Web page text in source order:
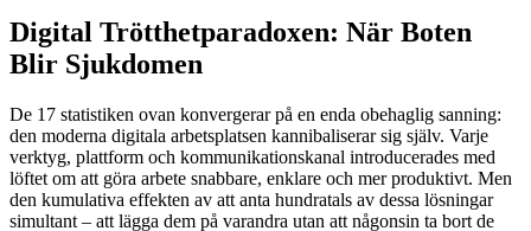
Digital Trötthetparadoxen: När Boten
Blir Sjukdomen
De 17 statistiken ovan konvergerar på en enda obehaglig sanning:
den moderna digitala arbetsplatsen kannibaliserar sig själv. Varje
verktyg, plattform och kommunikationskanal introducerades med
löftet om att göra arbete snabbare, enklare och mer produktivt. Men
den kumulativa effekten av att anta hundratals av dessa lösningar
simultant – att lägga dem på varandra utan att någonsin ta bort de